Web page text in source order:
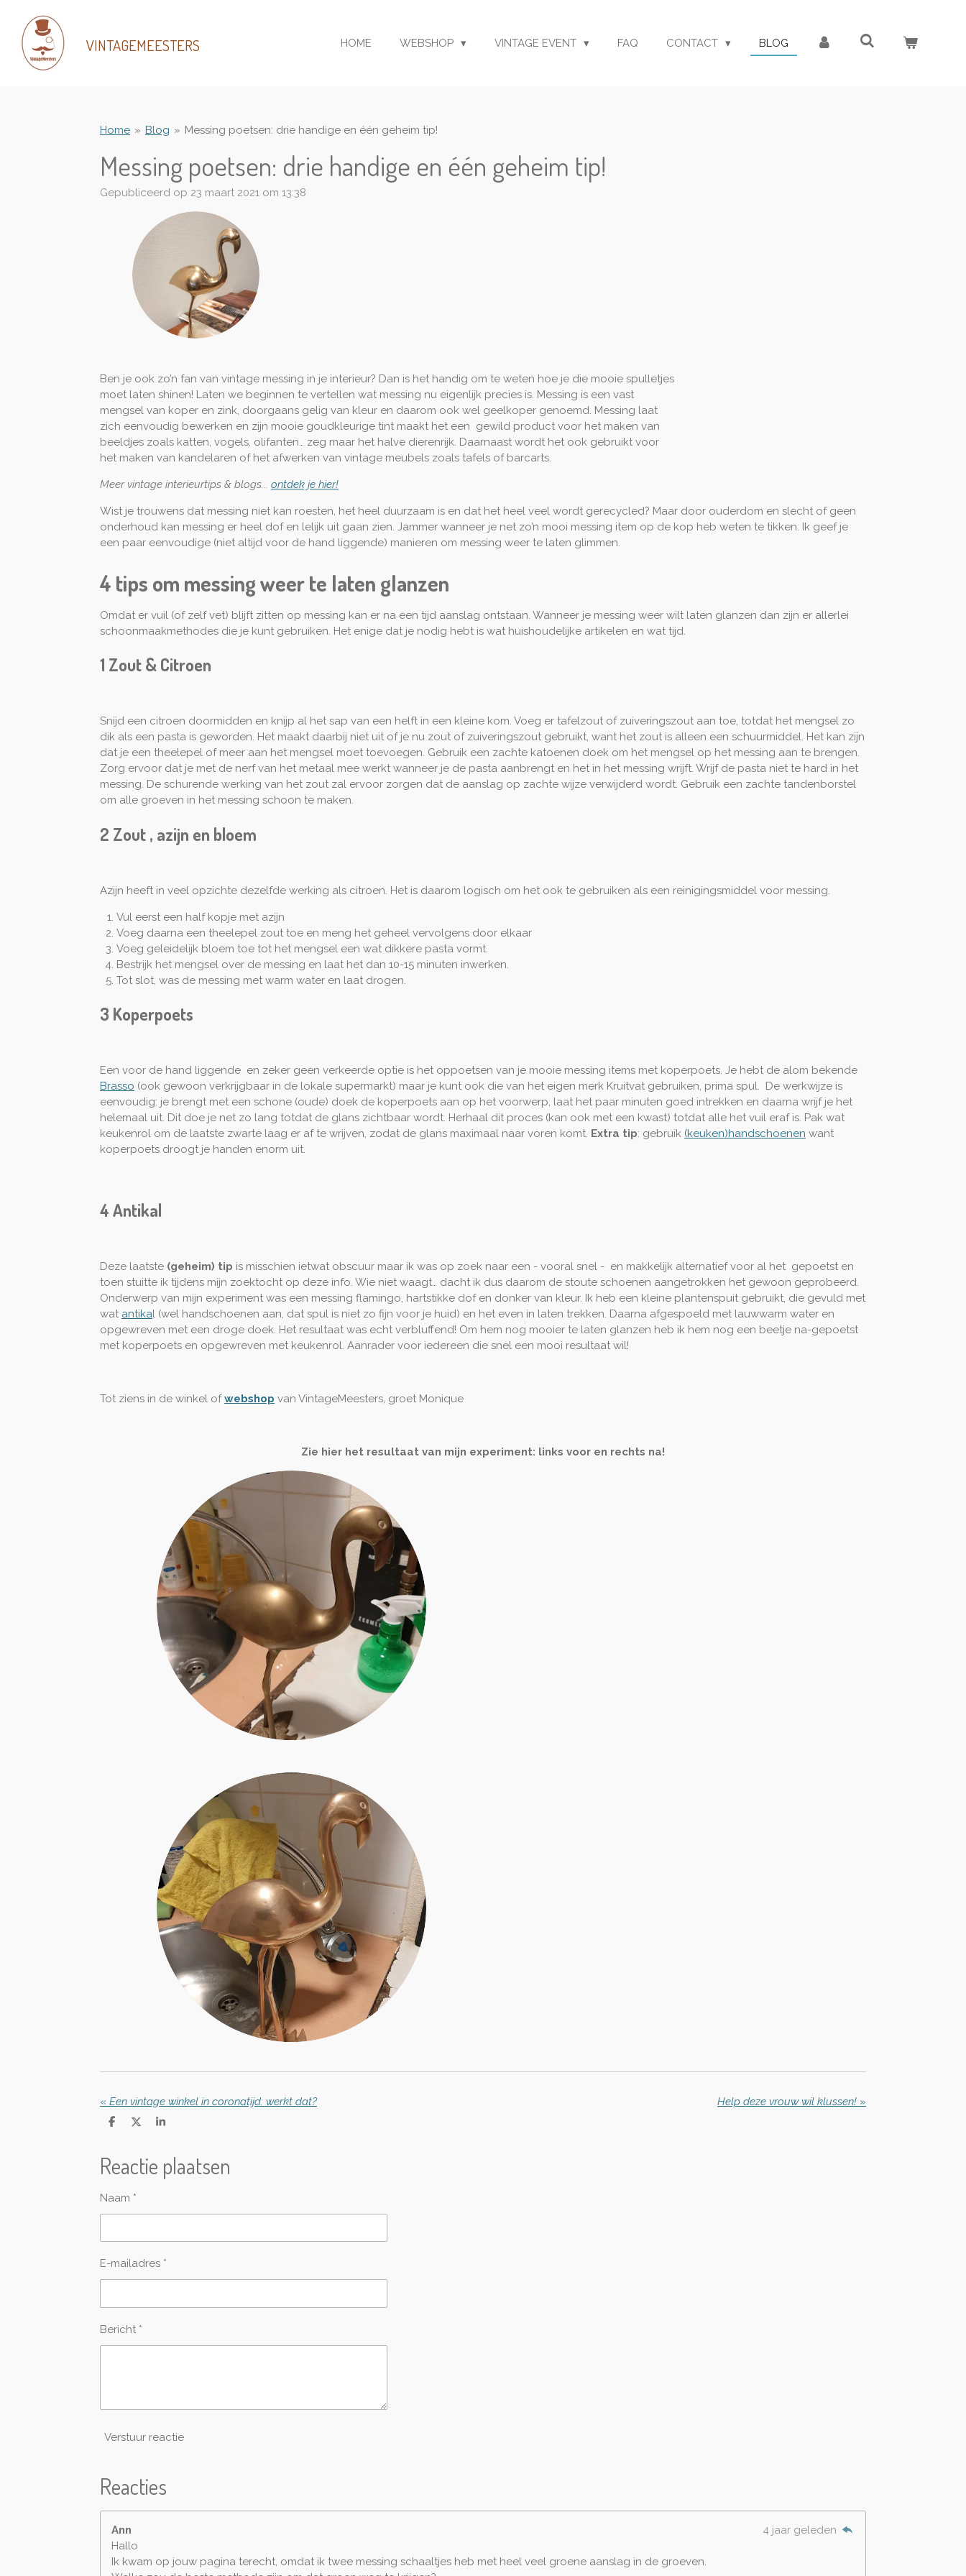
direct
naar
VINTAGEMEESTERS HOME WEBSHOP VINTAGE EVENT FAQ CONTACT BLOG
Home » Blog » Messing poetsen: drie handige en één geheim tip!
Messing poetsen: drie handige en één geheim tip!
Gepubliceerd op 23 maart 2021 om 13:38
Ben je ook zo’n fan van vintage messing in je interieur? Dan is het handig om te weten hoe je die mooie spulletjes
moet laten shinen! Laten we beginnen te vertellen wat messing nu eigenlijk precies is. Messing is een vast
mengsel van koper en zink, doorgaans gelig van kleur en daarom ook wel geelkoper genoemd. Messing laat
zich eenvoudig bewerken en zijn mooie goudkleurige tint maakt het een gewild product voor het maken van
beeldjes zoals katten, vogels, olifanten… zeg maar het halve dierenrijk. Daarnaast wordt het ook gebruikt voor
het maken van kandelaren of het afwerken van vintage meubels zoals tafels of barcarts.
Meer vintage interieurtips & blogs... ontdek je hier!
Wist je trouwens dat messing niet kan roesten, het heel duurzaam is en dat het heel veel wordt gerecycled? Maar door ouderdom en slecht of geen
onderhoud kan messing er heel dof en lelijk uit gaan zien. Jammer wanneer je net zo’n mooi messing item op de kop heb weten te tikken. Ik geef je
een paar eenvoudige (niet altijd voor de hand liggende) manieren om messing weer te laten glimmen.
4 tips om messing weer te laten glanzen
Omdat er vuil (of zelf vet) blijft zitten op messing kan er na een tijd aanslag ontstaan. Wanneer je messing weer wilt laten glanzen dan zijn er allerlei
schoonmaakmethodes die je kunt gebruiken. Het enige dat je nodig hebt is wat huishoudelijke artikelen en wat tijd.
1 Zout & Citroen
Snijd een citroen doormidden en knijp al het sap van een helft in een kleine kom. Voeg er tafelzout of zuiveringszout aan toe, totdat het mengsel zo
dik als een pasta is geworden. Het maakt daarbij niet uit of je nu zout of zuiveringszout gebruikt, want het zout is alleen een schuurmiddel. Het kan zijn
dat je een theelepel of meer aan het mengsel moet toevoegen. Gebruik een zachte katoenen doek om het mengsel op het messing aan te brengen.
Zorg ervoor dat je met de nerf van het metaal mee werkt wanneer je de pasta aanbrengt en het in het messing wrijft. Wrijf de pasta niet te hard in het
messing. De schurende werking van het zout zal ervoor zorgen dat de aanslag op zachte wijze verwijderd wordt. Gebruik een zachte tandenborstel
om alle groeven in het messing schoon te maken.
2 Zout , azijn en bloem
Azijn heeft in veel opzichte dezelfde werking als citroen. Het is daarom logisch om het ook te gebruiken als een reinigingsmiddel voor messing.
Vul eerst een half kopje met azijn
Voeg daarna een theelepel zout toe en meng het geheel vervolgens door elkaar
Voeg geleidelijk bloem toe tot het mengsel een wat dikkere pasta vormt.
Bestrijk het mengsel over de messing en laat het dan 10-15 minuten inwerken.
Tot slot, was de messing met warm water en laat drogen.
3 Koperpoets
Een voor de hand liggende en zeker geen verkeerde optie is het oppoetsen van je mooie messing items met koperpoets. Je hebt de alom bekende
Brasso (ook gewoon verkrijgbaar in de lokale supermarkt) maar je kunt ook die van het eigen merk Kruitvat gebruiken, prima spul. De werkwijze is
eenvoudig: je brengt met een schone (oude) doek de koperpoets aan op het voorwerp, laat het paar minuten goed intrekken en daarna wrijf je het
helemaal uit. Dit doe je net zo lang totdat de glans zichtbaar wordt. Herhaal dit proces (kan ook met een kwast) totdat alle het vuil eraf is. Pak wat
keukenrol om de laatste zwarte laag er af te wrijven, zodat de glans maximaal naar voren komt. Extra tip: gebruik (keuken)handschoenen want
koperpoets droogt je handen enorm uit.
4 Antikal
Deze laatste (geheim) tip is misschien ietwat obscuur maar ik was op zoek naar een - vooral snel - en makkelijk alternatief voor al het gepoetst en
toen stuitte ik tijdens mijn zoektocht op deze info. Wie niet waagt… dacht ik dus daarom de stoute schoenen aangetrokken het gewoon geprobeerd.
Onderwerp van mijn experiment was een messing flamingo, hartstikke dof en donker van kleur. Ik heb een kleine plantenspuit gebruikt, die gevuld met
wat antikal (wel handschoenen aan, dat spul is niet zo fijn voor je huid) en het even in laten trekken. Daarna afgespoeld met lauwwarm water en
opgewreven met een droge doek. Het resultaat was echt verbluffend! Om hem nog mooier te laten glanzen heb ik hem nog een beetje na-gepoetst
met koperpoets en opgewreven met keukenrol. Aanrader voor iedereen die snel een mooi resultaat wil!
Tot ziens in de winkel ofwebshop van VintageMeesters, groet Monique
Zie hier het resultaat van mijn experiment: links voor en rechts na!
« Een vintage winkel in coronatijd: werkt dat? Help deze vrouw wil klussen! »
D
n
D
S
Reactie plaatsen
Naam *
E-mailadres *
Bericht *
Verstuur reactie
Reacties
Ann
4 jaar geleden
Hallo
Ik kwam op jouw pagina terecht, omdat ik twee messing schaaltjes heb met heel veel groene aanslag in de groeven.